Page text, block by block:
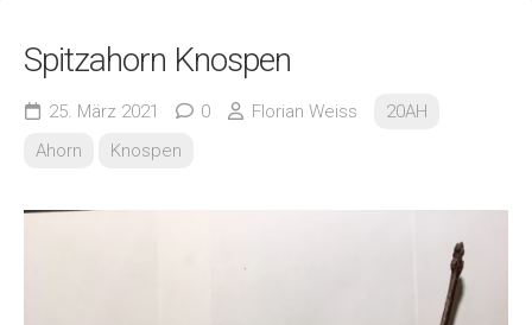
Spitzahorn Knospen
25. März 2021 0 Florian Weiss
20AH
Ahorn
Knospen